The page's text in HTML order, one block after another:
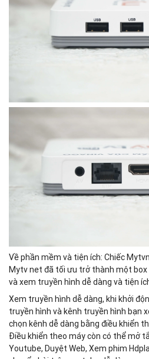
Về phần mềm và tiện ích: Chiếc
Mytv net đã tối ưu trở thành một
và xem truyền hình dễ dàng và tiện
Xem truyền hình dễ dàng, khi khởi
truyền hình và kênh truyền hình bạn
chọn kênh dễ dàng bằng điều khiển
Điều khiển theo máy còn có thể mở
Youtube, Duyệt Web, Xem phim